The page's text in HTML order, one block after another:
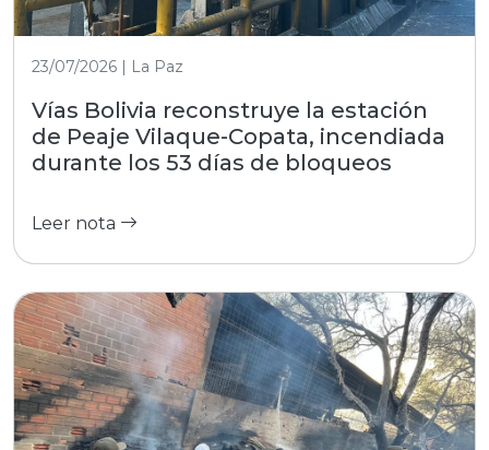
23/07/2026 | La Paz
Vías Bolivia reconstruye la estación
de Peaje Vilaque-Copata, incendiada
durante los 53 días de bloqueos
Leer nota